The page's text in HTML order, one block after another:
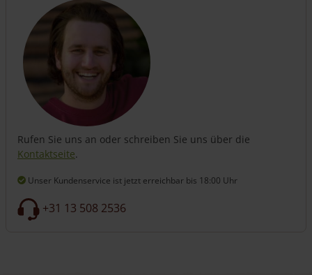
Rufen Sie uns an oder schreiben Sie uns über die
Kontaktseite.
Unser Kundenservice ist jetzt erreichbar bis 18:00 Uhr
+31 13 508 2536